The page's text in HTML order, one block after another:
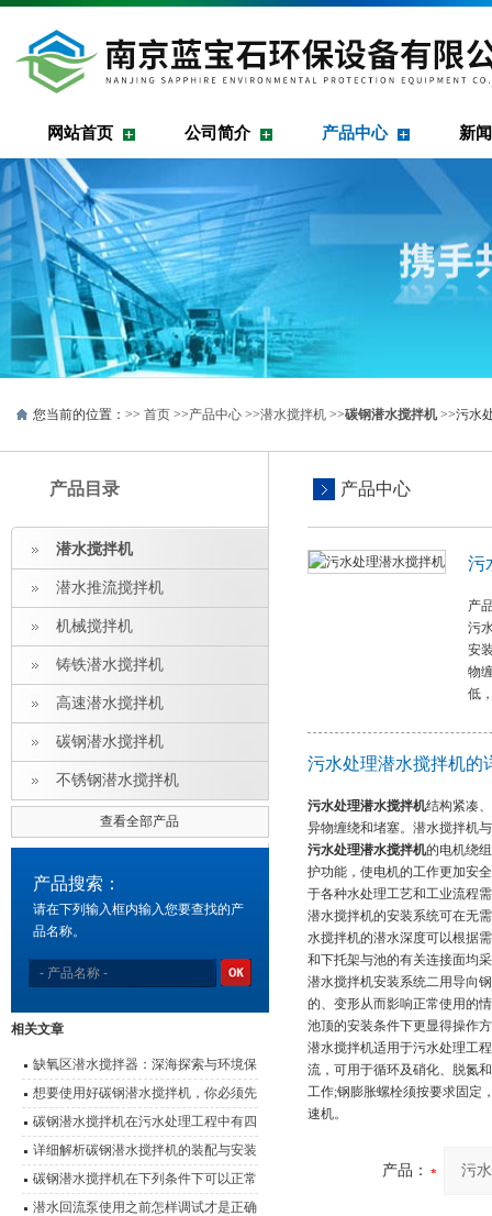
网站首页 公司简介 产品中心 新
您当前的位置：>> 首页 >>产品中心 >>潜水搅拌机 >>碳钢潜水搅拌机>>污水
产品目录
潜水搅拌机
潜水推流搅拌机
机械搅拌机
铸铁潜水搅拌机
高速潜水搅拌机
碳钢潜水搅拌机
不锈钢潜水搅拌机
查看全部产品
产品搜索：
请在下列输入框内输入您要查找的产
品名称。
相关文章
缺氧区潜水搅拌器：深海探索与环境保
护的设备
想要使用好碳钢潜水搅拌机，你必须先
了解它的特点
碳钢潜水搅拌机在污水处理工程中有四
大应用
详细解析碳钢潜水搅拌机的装配与安装
碳钢潜水搅拌机在下列条件下可以正常
连续运行
潜水回流泵使用之前怎样调试才是正确
产品中心
污
产
污
安
物
低
污水处理潜水搅拌机的
污水处理潜水搅拌机结构紧凑
异物缠绕和堵塞。潜水搅拌机
污水处理潜水搅拌机的电机绕
护功能，使电机的工作更加安
于各种水处理工艺和工业流程
潜水搅拌机的安装系统可在无
水搅拌机的潜水深度可以根据
和下托架与池的有关连接面
潜水搅拌机安装系统二用导向
的、变形从而影响正常使用的
池顶的安装条件下更显得操
潜水搅拌机适用于污水处理工
流，可用于循环及硝化、脱氮
工作;钢膨胀螺栓须按要求固定
速机。
产品：